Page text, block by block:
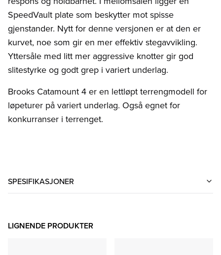
SpeedVault plate som beskytter mot spisse
gjenstander. Nytt for denne versjonen er at den er
kurvet, noe som gir en mer effektiv stegavvikling.
Yttersåle med litt mer aggressive knotter gir god
slitestyrke og godt grep i variert underlag.
Brooks Catamount 4 er en lettløpt terrengmodell for
løpeturer på variert underlag. Også egnet for
konkurranser i terrenget.
SPESIFIKASJONER
LIGNENDE PRODUKTER